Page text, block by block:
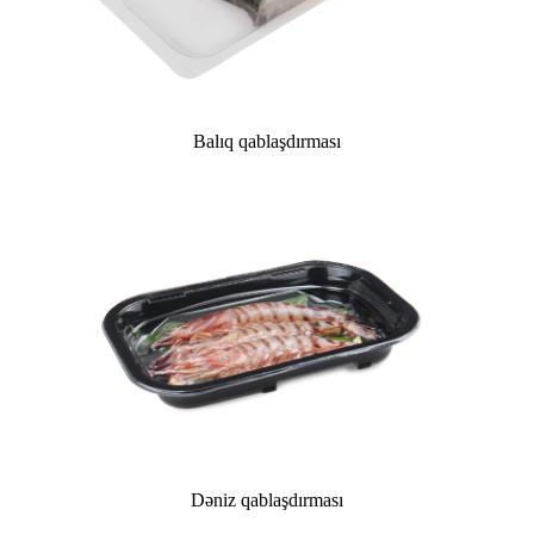
Balıq qablaşdırması
Dəniz qablaşdırması